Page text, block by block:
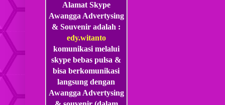
Alamat Skype
Awangga Advertysing
& Souvenir adalah :
edy.witanto
komunikasi melalui
skype bebas pulsa &
bisa berkomunikasi
langsung dengan
Awangga Advertysing